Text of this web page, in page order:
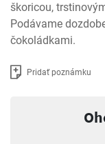
škoricou,
Podávame
čokoládkami.
Pridať poznámku